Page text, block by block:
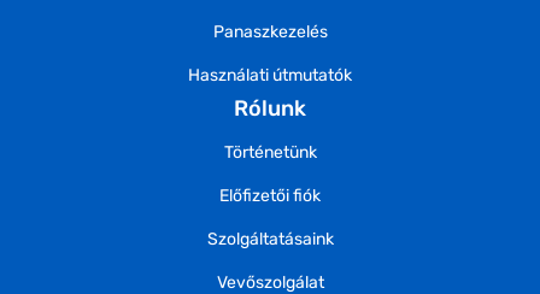
Panaszkezelés
Használati útmutatók
Rólunk
Történetünk
Előfizetői fiók
Szolgáltatásaink
Vevőszolgálat